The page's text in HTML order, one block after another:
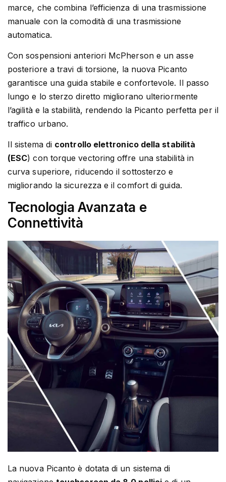
marce, che combina l’efficienza di una trasmissione
manuale con la comodità di una trasmissione
automatica.
Con sospensioni anteriori McPherson e un asse
posteriore a travi di torsione, la nuova Picanto
garantisce una guida stabile e confortevole. Il passo
lungo e lo sterzo diretto migliorano ulteriormente
l’agilità e la stabilità, rendendo la Picanto perfetta per il
traffico urbano.
Il sistema di controllo elettronico della stabilità
(ESC) con torque vectoring offre una stabilità in
curva superiore, riducendo il sottosterzo e
migliorando la sicurezza e il comfort di guida.
Tecnologia Avanzata e
Connettività
La nuova Picanto è dotata di un sistema di